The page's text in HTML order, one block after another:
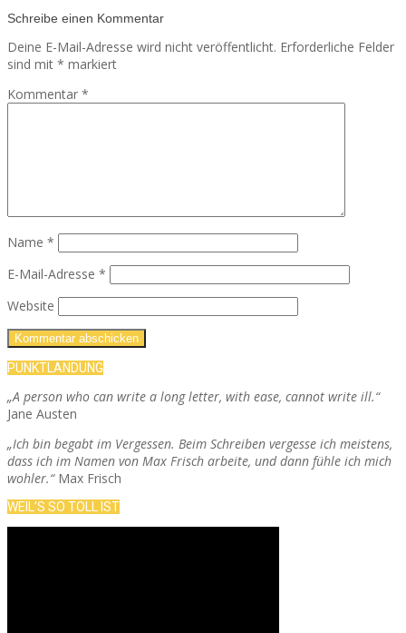
Schreibe einen Kommentar
Deine E-Mail-Adresse wird nicht veröffentlicht. Erforderliche Felder
sind mit * markiert
Kommentar *
Name *
E-Mail-Adresse *
Website
PUNKTLANDUNG
„A person who can write a long letter, with ease, cannot write ill.“
Jane Austen
„Ich bin begabt im Vergessen. Beim Schreiben vergesse ich meistens,
dass ich im Namen von Max Frisch arbeite, und dann fühle ich mich
wohler.“Max Frisch
WEIL’S SO TOLL IST